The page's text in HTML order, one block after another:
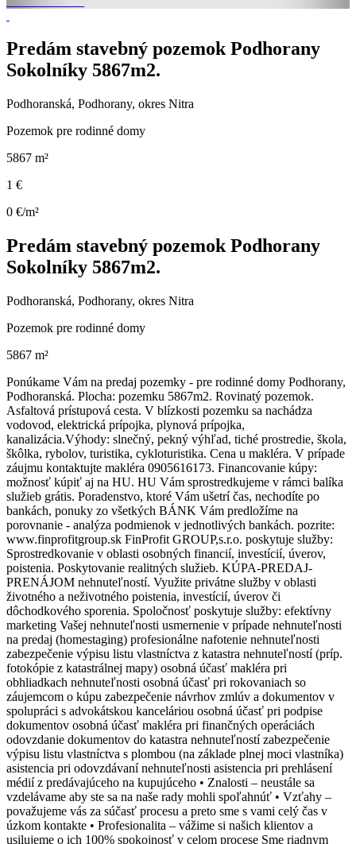
Predám stavebný pozemok Podhorany
Sokolníky 5867m2.
Podhoranská, Podhorany, okres Nitra
Pozemok pre rodinné domy
5867 m²
1 €
0 €/m²
Predám stavebný pozemok Podhorany
Sokolníky 5867m2.
Podhoranská, Podhorany, okres Nitra
Pozemok pre rodinné domy
5867 m²
Ponúkame Vám na predaj pozemky - pre rodinné domy Podhorany,
Podhoranská. Plocha: pozemku 5867m2. Rovinatý pozemok.
Asfaltová prístupová cesta. V blízkosti pozemku sa nachádza
vodovod, elektrická prípojka, plynová prípojka,
kanalizácia.Výhody: slnečný, pekný výhľad, tiché prostredie, škola,
škôlka, rybolov, turistika, cykloturistika. Cena u makléra. V prípade
záujmu kontaktujte makléra 0905616173. Financovanie kúpy:
možnosť kúpiť aj na HU. HU Vám sprostredkujeme v rámci balíka
služieb grátis. Poradenstvo, ktoré Vám ušetrí čas, nechodíte po
bankách, ponuky zo všetkých BÁNK Vám predložíme na
porovnanie - analýza podmienok v jednotlivých bankách. pozrite:
www.finprofitgroup.sk FinProfit GROUP,s.r.o. poskytuje služby:
Sprostredkovanie v oblasti osobných financií, investícií, úverov,
poistenia. Poskytovanie realitných služieb. KÚPA-PREDAJ-
PRENÁJOM nehnuteľností. Využite privátne služby v oblasti
životného a neživotného poistenia, investícií, úverov či
dôchodkového sporenia. Spoločnosť poskytuje služby: efektívny
marketing Vašej nehnuteľnosti usmernenie v prípade nehnuteľnosti
na predaj (homestaging) profesionálne nafotenie nehnuteľnosti
zabezpečenie výpisu listu vlastníctva z katastra nehnuteľností (príp.
fotokópie z katastrálnej mapy) osobná účasť makléra pri
obhliadkach nehnuteľnosti osobná účasť pri rokovaniach so
záujemcom o kúpu zabezpečenie návrhov zmlúv a dokumentov v
spolupráci s advokátskou kanceláriou osobná účasť pri podpise
dokumentov osobná účasť makléra pri finančných operáciách
odovzdanie dokumentov do katastra nehnuteľností zabezpečenie
výpisu listu vlastníctva s plombou (na základe plnej moci vlastníka)
asistencia pri odovzdávaní nehnuteľnosti asistencia pri prehlásení
médií z predávajúceho na kupujúceho • Znalosti – neustále sa
vzdelávame aby ste sa na naše rady mohli spoľahnúť • Vzťahy –
považujeme vás za súčasť procesu a preto sme s vami celý čas v
úzkom kontakte • Profesionalita – vážime si našich klientov a
usilujeme o ich 100% spokojnosť v celom procese Sme riadnym